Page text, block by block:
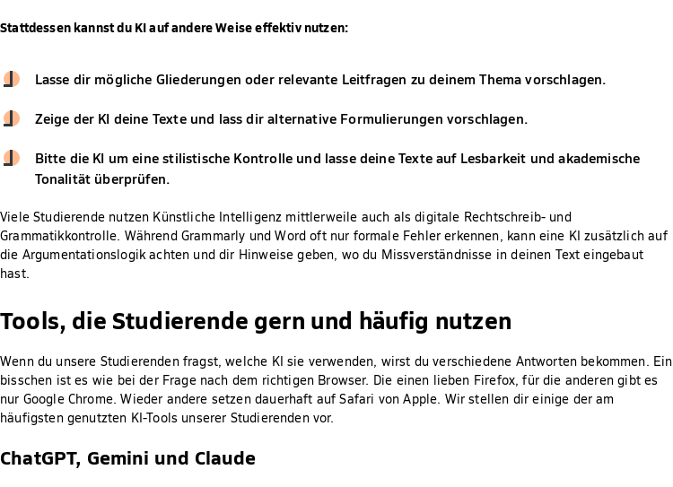
Stattdessen kannst du KI auf andere Weise effektiv nutzen:
Lasse dir mögliche Gliederungen oder relevante Leitfragen zu deinem Thema vorschlagen.
Zeige der KI deine Texte und lass dir alternative Formulierungen vorschlagen.
Bitte die KI um eine stilistische Kontrolle und lasse deine Texte auf Lesbarkeit und akademische
Tonalität überprüfen.
Viele Studierende nutzen Künstliche Intelligenz mittlerweile auch als digitale Rechtschreib- und
Grammatikkontrolle. Während Grammarly und Word oft nur formale Fehler erkennen, kann eine KI zusätzlich auf
die Argumentationslogik achten und dir Hinweise geben, wo du Missverständnisse in deinen Text eingebaut
hast.
Tools, die Studierende gern und häufig nutzen
Wenn du unsere Studierenden fragst, welche KI sie verwenden, wirst du verschiedene Antworten bekommen. Ein
bisschen ist es wie bei der Frage nach dem richtigen Browser. Die einen lieben Firefox, für die anderen gibt es
nur Google Chrome. Wieder andere setzen dauerhaft auf Safari von Apple. Wir stellen dir einige der am
häufigsten genutzten KI-Tools unserer Studierenden vor.
ChatGPT, Gemini und Claude